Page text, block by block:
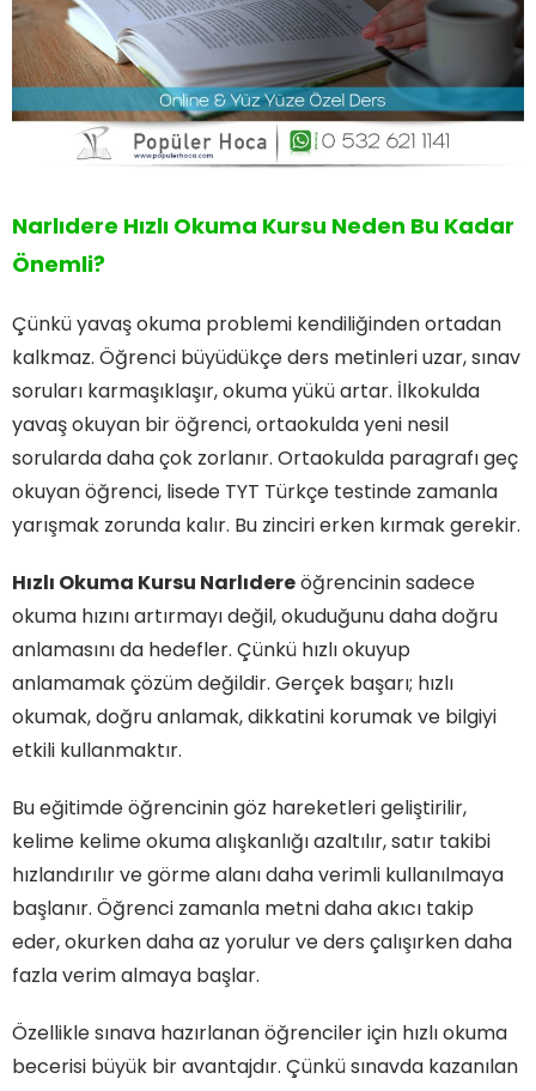
Narlıdere Hızlı Okuma Kursu Neden Bu Kadar
Önemli?
Çünkü yavaş okuma problemi kendiliğinden ortadan
kalkmaz. Öğrenci büyüdükçe ders metinleri uzar, sınav
soruları karmaşıklaşır, okuma yükü artar. İlkokulda
yavaş okuyan bir öğrenci, ortaokulda yeni nesil
sorularda daha çok zorlanır. Ortaokulda paragrafı geç
okuyan öğrenci, lisede TYT Türkçe testinde zamanla
yarışmak zorunda kalır. Bu zinciri erken kırmak gerekir.
Hızlı Okuma Kursu Narlıdereöğrencinin sadece
okuma hızını artırmayı değil, okuduğunu daha doğru
anlamasını da hedefler. Çünkü hızlı okuyup
anlamamak çözüm değildir. Gerçek başarı; hızlı
okumak, doğru anlamak, dikkatini korumak ve bilgiyi
etkili kullanmaktır.
Bu eğitimde öğrencinin göz hareketleri geliştirilir,
kelime kelime okuma alışkanlığı azaltılır, satır takibi
hızlandırılır ve görme alanı daha verimli kullanılmaya
başlanır. Öğrenci zamanla metni daha akıcı takip
eder, okurken daha az yorulur ve ders çalışırken daha
fazla verim almaya başlar.
Özellikle sınava hazırlanan öğrenciler için hızlı okuma
becerisi büyük bir avantajdır. Çünkü sınavda kazanılan